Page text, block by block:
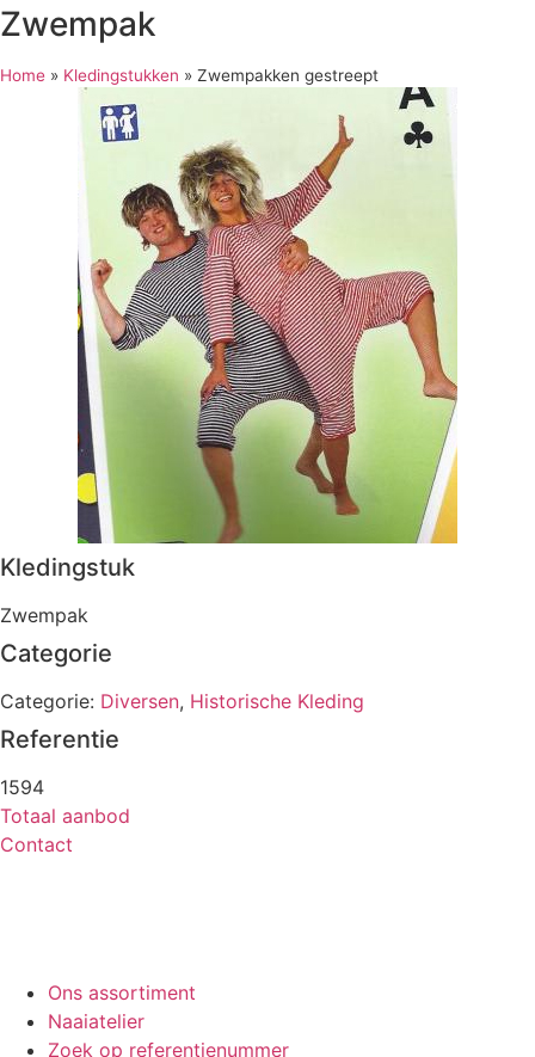
Zwempak
Home » Kledingstukken » Zwempakken gestreept
Kledingstuk
Zwempak
Categorie
Categorie: Diversen, Historische Kleding
Referentie
1594
Totaal aanbod
Contact
Ons assortiment
Naaiatelier
Zoek op referentienummer